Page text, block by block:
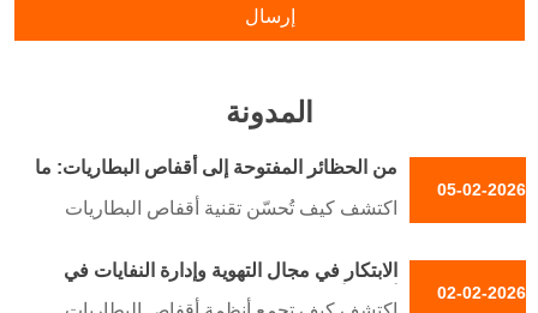
إرسال
المدونة
05-02-2026
من الحظائر المفتوحة إلى أقفاص البطاريات: ما
الذي يجب على المبتدئين معرفته قبل تحديث
مزارع الدواجن؟
اكتشف كيف تُحسّن تقنية أقفاص البطاريات
وتُقلّل من تكاليف الأعلاف. تعرّف على خطوات
التحديث مع حلول خبراء مجموعة تايو.
02-02-2026
الابتكار في مجال التهوية وإدارة النفايات في
أنظمة أقفاص البطاريات الحديثة